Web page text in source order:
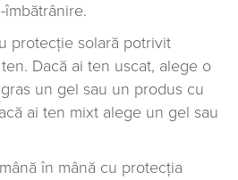
protecție solară potrivit
Dacă ai ten uscat, alege o
un gel sau un produs cu
ai ten mixt alege un gel sau
în mână cu protecția